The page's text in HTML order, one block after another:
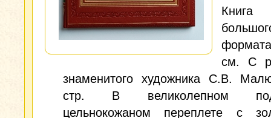
см. С
знаменитого художника С.В.
стр. В великолепном
цельнокожаном переплете с